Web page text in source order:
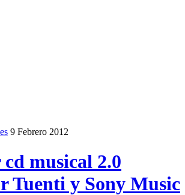
9 Febrero 2012
musical 2.0
Tuenti y Sony Music